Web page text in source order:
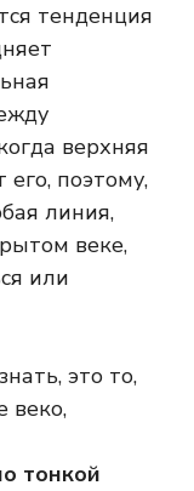
тенденция
верхняя
его, поэтому,
линия,
веке,
или
это то,
веко,
тонкой